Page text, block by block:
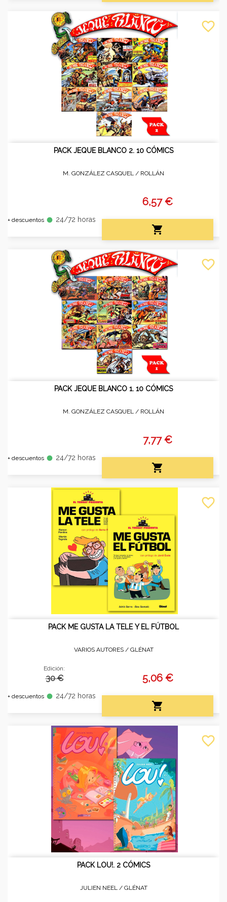
PACK JEQUE BLANCO 2. 10 CÓMICS
M. GONZÁLEZ CASQUEL / ROLLÁN
+ descuentos fiber_manual_record 24/72 horas
6,57 €

favorite_border
PACK JEQUE BLANCO 1. 10 CÓMICS
M. GONZÁLEZ CASQUEL / ROLLÁN
+ descuentos fiber_manual_record 24/72 horas
7,77 €

favorite_border
PACK ME GUSTA LA TELE Y EL FÚTBOL
VARIOS AUTORES / GLÉNAT
Edición:
30 €
+ descuentos fiber_manual_record 24/72 horas
5,06 €

favorite_border
PACK LOU!. 2 CÓMICS
JULIEN NEEL / GLÉNAT
favorite_border